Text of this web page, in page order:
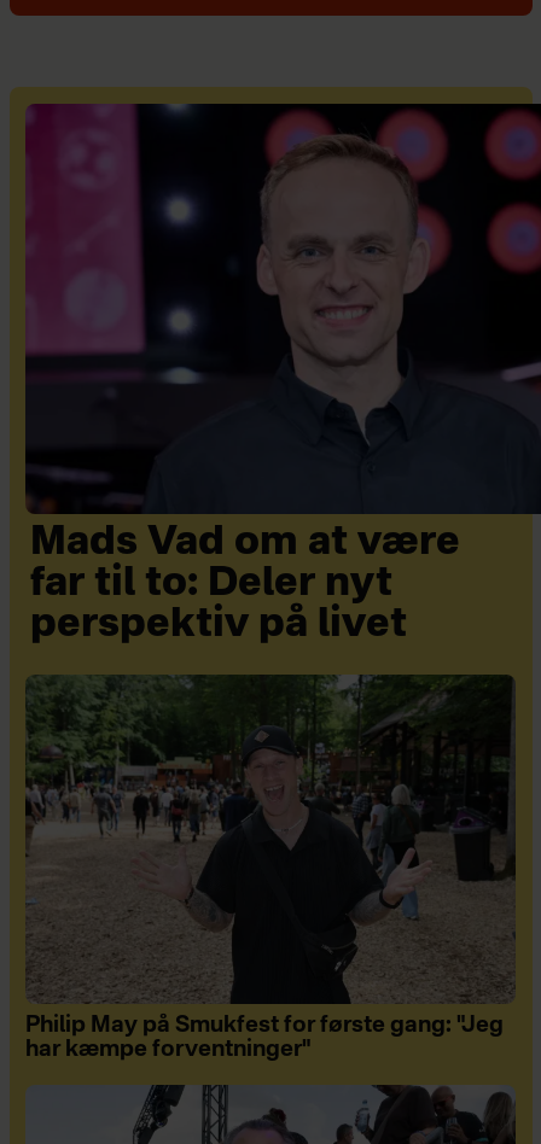
Mads Vad om at være
far til to: Deler nyt
perspektiv på livet
Philip May på Smukfest for første gang: "Jeg
har kæmpe forventninger"